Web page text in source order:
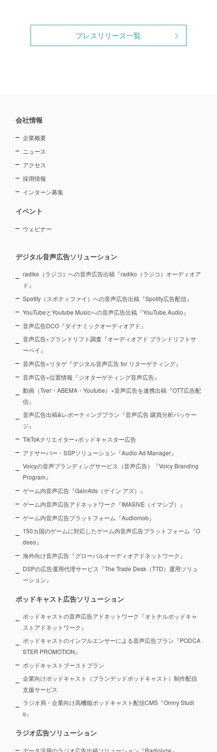
プレスリリース一覧
会社情報
企業概要
ニュース
アクセス
採用情報
インターン募集
イベント
ウェビナー
デジタル音声広告ソリューション
radiko（ラジコ）への音声広告出稿『radiko（ラジコ）オーディオア
ド』
Spotify（スポティファイ）への音声広告出稿『Spotify広告配信』
YouTubeとYoutube Musicへの音声広告出稿『YouTube Audio』
音声広告DCO『ダイナミックオーディオアド』
音声広告×ブランドリフト調査『オーディオアド ブランドリフトサ
ーベイ』
音声広告×リタゲ『デジタル音声広告 for リターゲティング』
音声広告×位置情報『ジオターゲティング音声広告』
動画（Tver・ABEMA・Youtube）×音声広告を連携出稿『OTT広告配
信』
音声広告出稿&レポーティングプラン『音声広告 購買分析パッケー
ジ』
TikTokクリエイター×ポッドキャスター広告
アドサーバー・SSPソリューション『Audio Ad Manager』
Voicyの音声ブランディングサービス（音声広告）『Voicy Branding
Program』
ゲーム内音声広告『GainAds（ゲイン アズ）』
ゲーム内音声広告アドネットワーク『IMASIVE（イマシブ）』
ゲーム内音声広告プラットフォーム『Audiomob』
150カ国のゲームに対応したゲーム内音声広告プラットフォーム『O
deeo』
海外向け音声広告『グローバルオーディオアドネットワーク』
DSPの広告運用代理サービス『The Trade Desk（TTD）運用ソリュ
ーション』
ポッドキャスト広告ソリューション
ポッドキャストの音声広告アドネットワーク『オトナルポッドキャ
ストアドネットワーク』
ポッドキャストのインフルエンサーによる音声広告プラン『PODCA
STER PROMOTION』
ポッドキャストブーストプラン
企業向けポッドキャスト（ブランデッドポッドキャスト）制作配信
支援サービス
ラジオ局・企業向け高機能ポッドキャスト配信CMS『Omny Studi
o』
ラジオ広告ソリューション